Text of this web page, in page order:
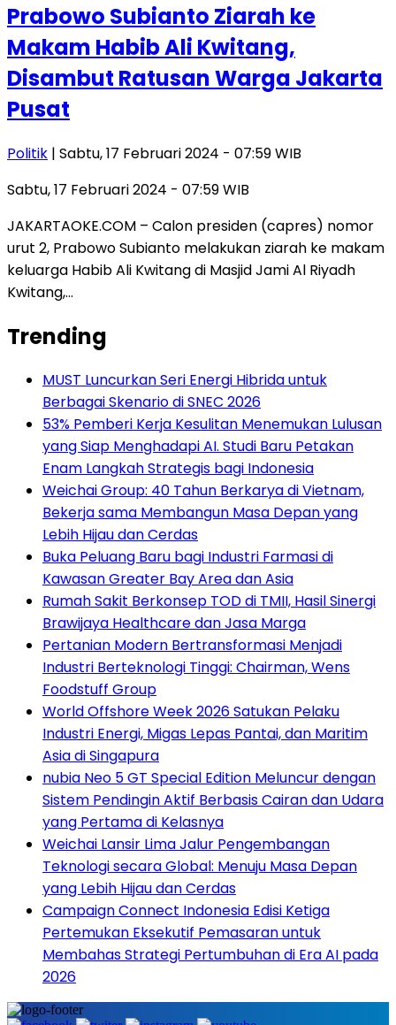
Prabowo Subianto Ziarah ke
Makam Habib Ali Kwitang,
Disambut Ratusan Warga Jakarta
Pusat
Politik | Sabtu, 17 Februari 2024 - 07:59 WIB
Sabtu, 17 Februari 2024 - 07:59 WIB
JAKARTAOKE.COM – Calon presiden (capres) nomor
urut 2, Prabowo Subianto melakukan ziarah ke makam
keluarga Habib Ali Kwitang di Masjid Jami Al Riyadh
Kwitang,…
Trending
MUST Luncurkan Seri Energi Hibrida untuk
Berbagai Skenario di SNEC 2026
53% Pemberi Kerja Kesulitan Menemukan Lulusan
yang Siap Menghadapi AI. Studi Baru Petakan
Enam Langkah Strategis bagi Indonesia
Weichai Group: 40 Tahun Berkarya di Vietnam,
Bekerja sama Membangun Masa Depan yang
Lebih Hijau dan Cerdas
Buka Peluang Baru bagi Industri Farmasi di
Kawasan Greater Bay Area dan Asia
Rumah Sakit Berkonsep TOD di TMII, Hasil Sinergi
Brawijaya Healthcare dan Jasa Marga
Pertanian Modern Bertransformasi Menjadi
Industri Berteknologi Tinggi: Chairman, Wens
Foodstuff Group
World Offshore Week 2026 Satukan Pelaku
Industri Energi, Migas Lepas Pantai, dan Maritim
Asia di Singapura
nubia Neo 5 GT Special Edition Meluncur dengan
Sistem Pendingin Aktif Berbasis Cairan dan Udara
yang Pertama di Kelasnya
Weichai Lansir Lima Jalur Pengembangan
Teknologi secara Global: Menuju Masa Depan
yang Lebih Hijau dan Cerdas
Campaign Connect Indonesia Edisi Ketiga
Pertemukan Eksekutif Pemasaran untuk
Membahas Strategi Pertumbuhan di Era AI pada
2026